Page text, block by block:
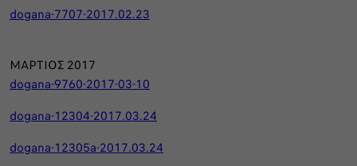
dogana-7707-2017.02.23
ΜΑΡΤΙΟΣ 2017
dogana-9760-2017-03-10
dogana-12304-2017.03.24
dogana-12305a-2017.03.24